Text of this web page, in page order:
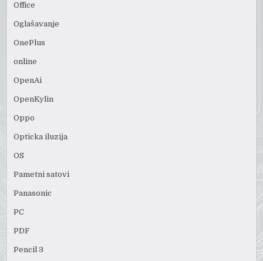
Office
Oglašavanje
OnePlus
online
OpenAi
OpenKylin
Oppo
Opticka iluzija
OS
Pametni satovi
Panasonic
PC
PDF
Pencil 3